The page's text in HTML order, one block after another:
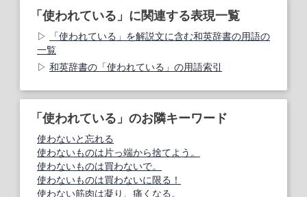
「使われている」に関連する表現一覧
「使われている」を解説文に含む和英辞書の用語の
一覧
和英辞書の「使われている」の用語索引
「使われている」のお隣キーワード
使わないと忘れる
使わないものは片っ端から捨てよう。
使わないものは買わないで。
使わないものは買わないに限る！
使わない筋肉は凝り、痛くなる。